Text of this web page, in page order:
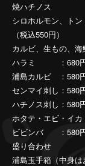
焼ハチノス
シロホルモン、ト
（税込550円）
カルビ、生もの、
ハラミ ：680円
浦島カルビ ：580
センマイ刺し：580
ハチノス刺し：580
ホタテ・エビ・イカ
ビビンバ ：580円
盛り合わせ
浦島玉手箱（中身は